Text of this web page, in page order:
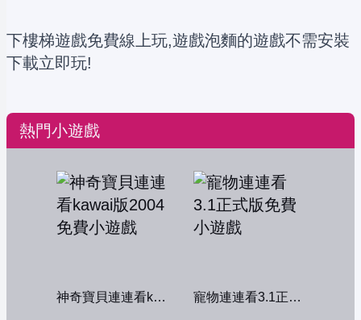
下樓梯遊戲免費線上玩,遊戲泡麵的遊戲不需安裝
下載立即玩!
熱門小遊戲
神奇寶貝連連看kawai版2004 寵物連連看3.1正式版